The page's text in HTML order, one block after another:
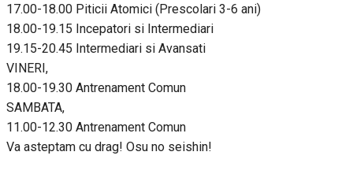
17.00-18.00 Piticii Atomici (Prescolari 3-6 ani)
18.00-19.15 Incepatori si Intermediari
19.15-20.45 Intermediari si Avansati
VINERI,
18.00-19.30 Antrenament Comun
SAMBATA,
11.00-12.30 Antrenament Comun
Va asteptam cu drag! Osu no seishin!